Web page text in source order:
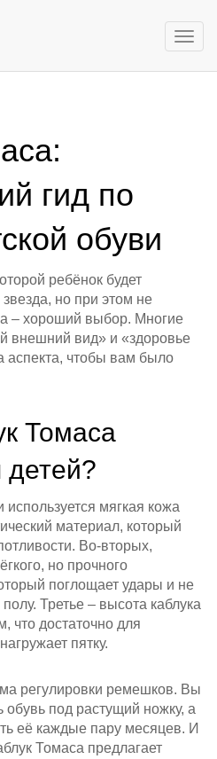
гид по
обуви
ребёнок будет
но при этом не
– хороший выбор. Многие
внешний вид» и «здоровье
аспекта, чтобы вам было
Томаса
детей?
мягкая кожа
материал, который
Во‑вторых,
но прочного
поглощает удары и не
Третье – высота каблука
что достаточно для
пятку.
регулировки ремешков. Вы
обувь под растущий ножку, а
её каждые пару месяцев. И
Томаса предлагает